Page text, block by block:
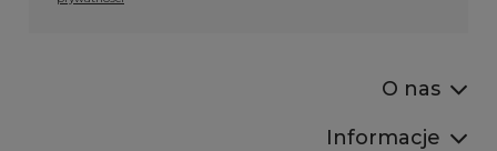
O nas
Informacje